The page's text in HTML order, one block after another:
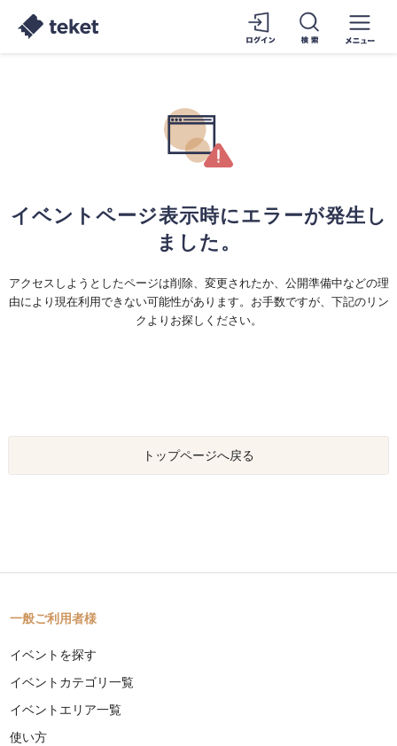
イベントページ表示時にエラーが発生し
ました。
アクセスしようとしたページは削除、変更されたか、公開準備中などの理
由により現在利用できない可能性があります。お手数ですが、下記のリン
クよりお探しください。
トップページへ戻る
一般ご利用者様
イベントを探す
イベントカテゴリ一覧
イベントエリア一覧
使い方